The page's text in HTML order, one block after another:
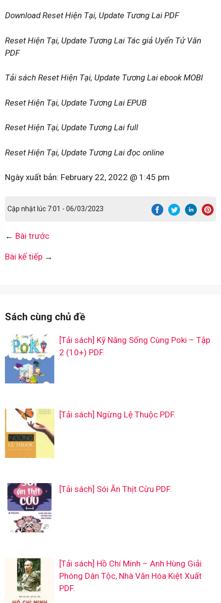
Download Reset Hiện Tại, Update Tương Lai PDF
Reset Hiện Tại, Update Tương Lai Tác giả Uyển Tử Văn
PDF
Tải sách Reset Hiện Tại, Update Tương Lai ebook MOBI
Reset Hiện Tại, Update Tương Lai EPUB
Reset Hiện Tại, Update Tương Lai full
Reset Hiện Tại, Update Tương Lai đọc online
Ngày xuất bản: February 22, 2022 @ 1:45 pm
Cập nhật lúc 7:01 - 06/03/2023
← Bài trước
Bài kế tiếp →
Sách cùng chủ đề
[Tải sách] Kỹ Năng Sống Cùng Poki – Tập
2 (10+) PDF.
[Tải sách] Ngừng Lệ Thuộc PDF.
[Tải sách] Sói Ăn Thịt Cừu PDF.
[Tải sách] Hồ Chí Minh – Anh Hùng Giải
Phóng Dân Tộc, Nhà Văn Hóa Kiệt Xuất
PDF.